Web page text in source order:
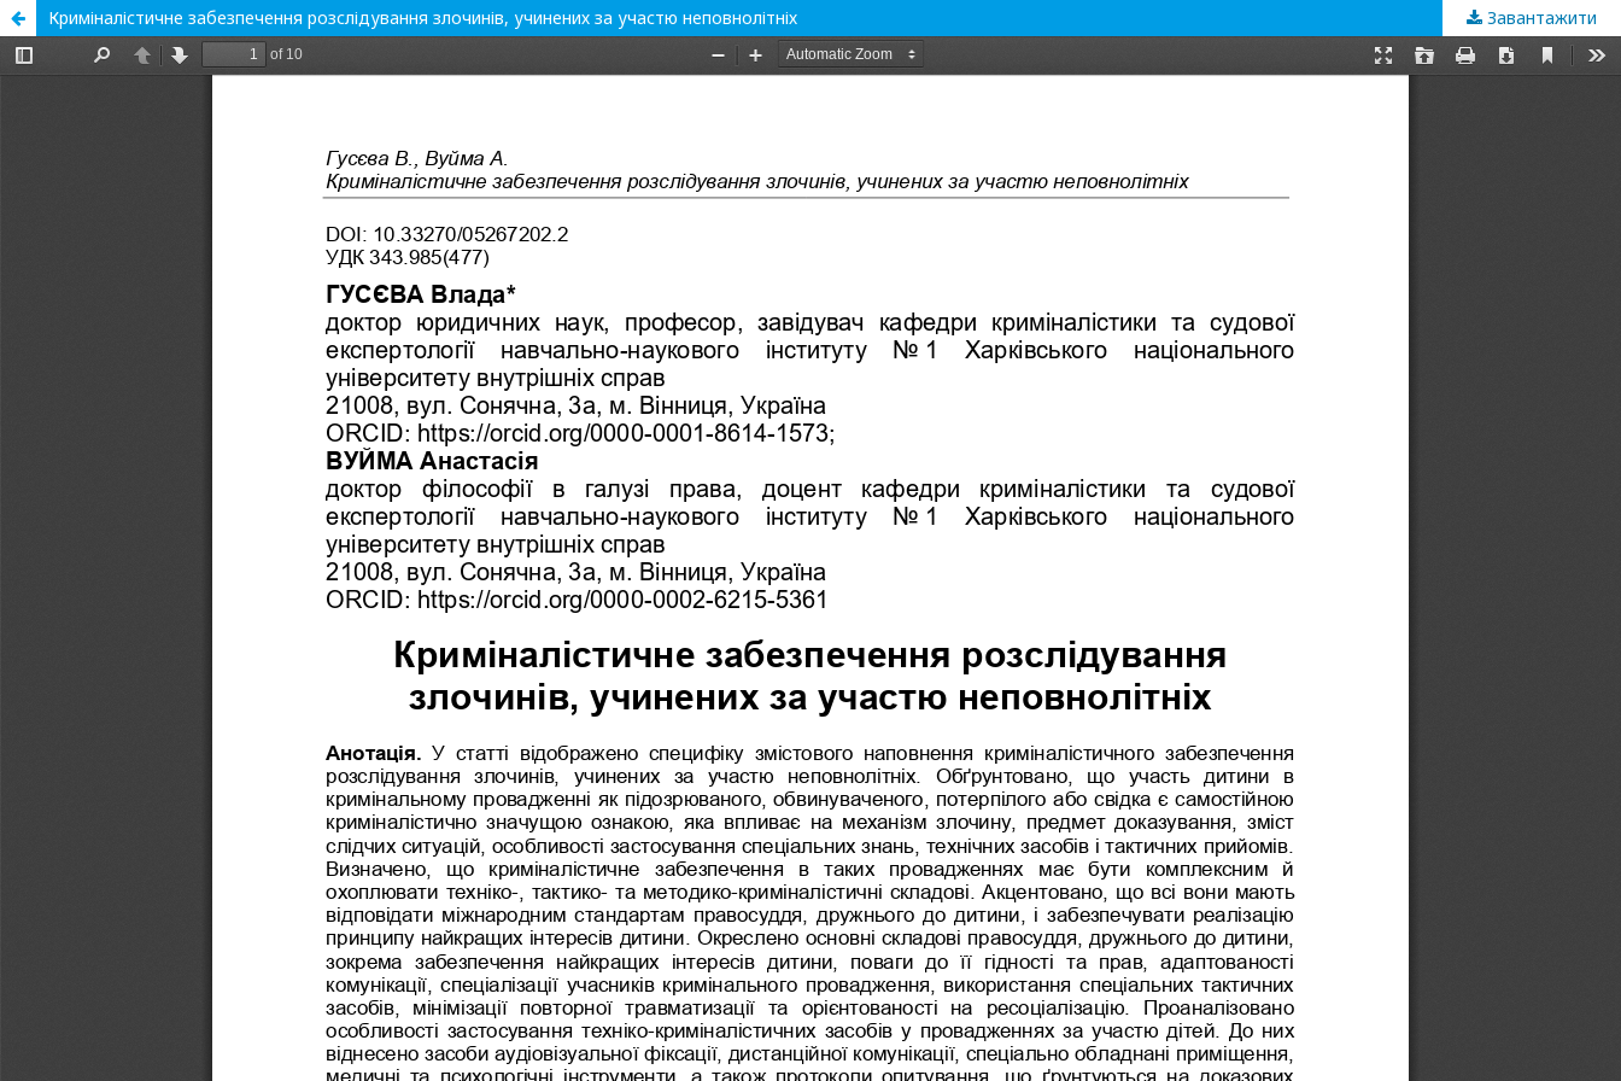
Криміналістичне забезпечення розслідування злочинів, учинених за участю неповнолітніх Завантажити